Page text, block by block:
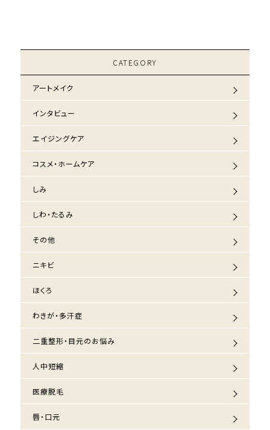
CATEGORY
アートメイク
インタビュー
エイジングケア
コスメ・ホームケア
しみ
しわ・たるみ
その他
ニキビ
ほくろ
わきが・多汗症
二重整形・目元のお悩み
人中短縮
医療脱毛
唇・口元